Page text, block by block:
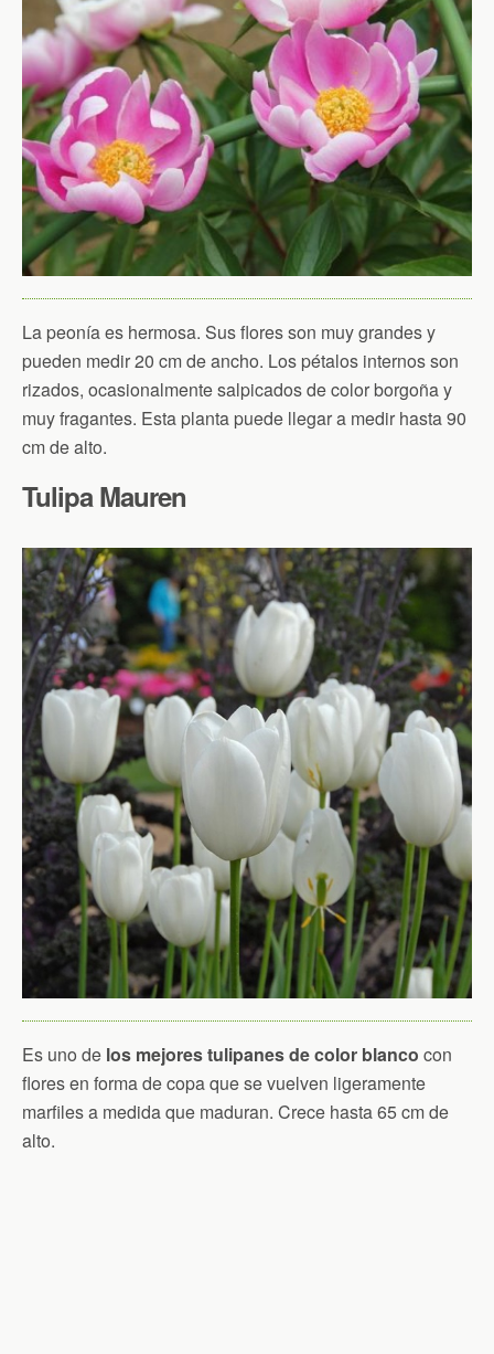
La peonía es hermosa. Sus flores son muy grandes y
pueden medir 20 cm de ancho. Los pétalos internos son
rizados, ocasionalmente salpicados de color borgoña y
muy fragantes. Esta planta puede llegar a medir hasta 90
cm de alto.
Tulipa Mauren
Es uno de los mejores tulipanes de color blanco con
flores en forma de copa que se vuelven ligeramente
marfiles a medida que maduran. Crece hasta 65 cm de
alto.